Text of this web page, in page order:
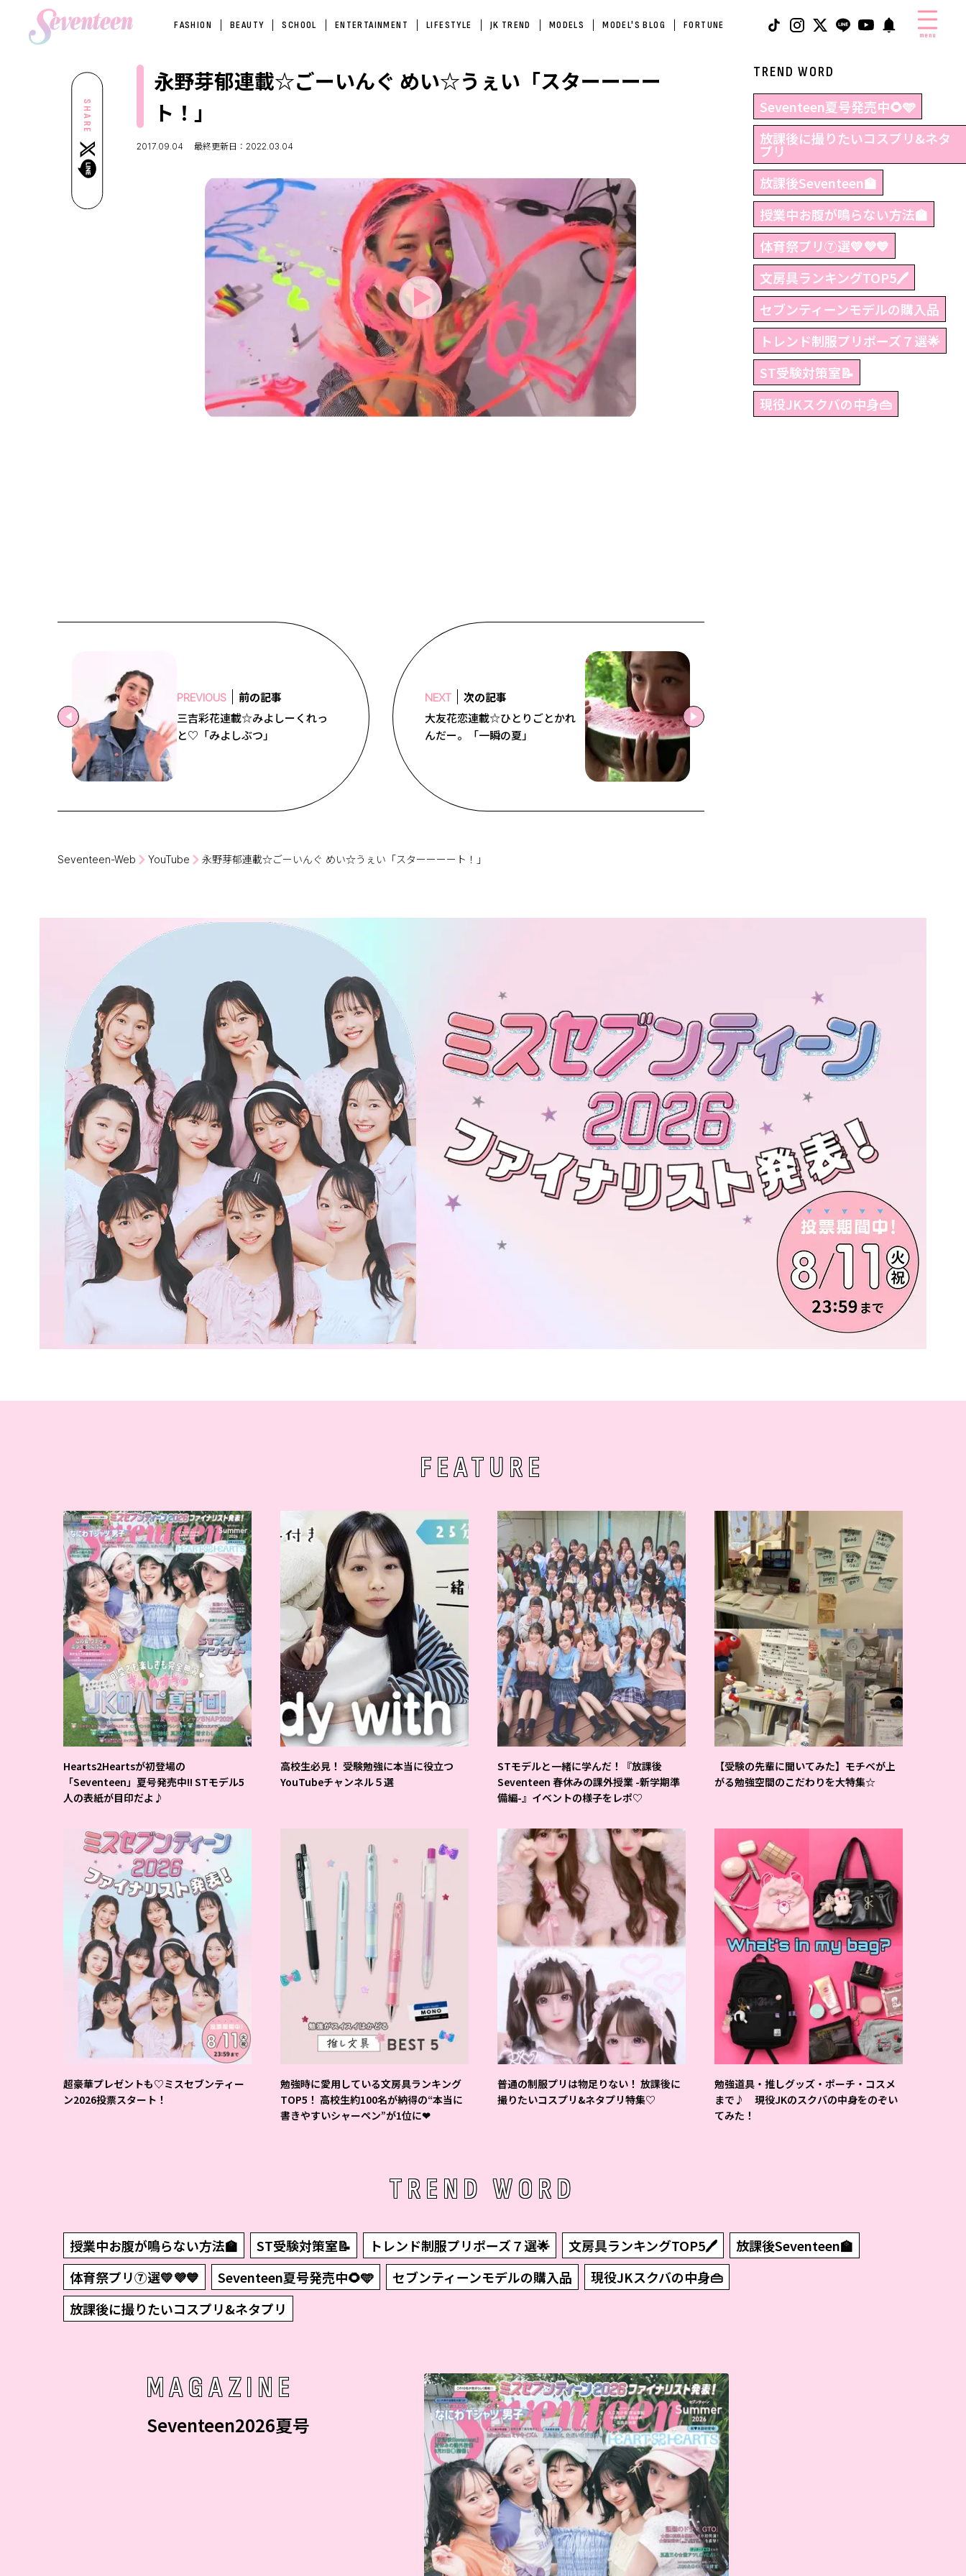
FASHION BEAUTY SCHOOL ENTERTAINMENT LIFESTYLE JK TREND MODELS MODEL'S BLOG FORTUNE
menu
SHARE
永野芽郁連載☆ごーいんぐ めい☆うぇい「スターーーー
ト！」
2017.09.04 最終更新日：2022.03.04
PREVIOUS
前の記事
三吉彩花連載☆みよしーくれっ
と♡「みよしぶつ」
NEXT
次の記事
大友花恋連載☆ひとりごとかれ
んだー。「一瞬の夏」
TREND WORD
Seventeen夏号発売中🌻🩵
放課後に撮りたいコスプリ&ネタ
プリ
放課後Seventeen🏫
授業中お腹が鳴らない方法🏫
体育祭プリ⑦選💛💜💙
文房具ランキングTOP5🖊
セブンティーンモデルの購入品
トレンド制服プリポーズ７選🌟
ST受験対策室📝
現役JKスクバの中身👜
Seventeen-Web YouTube 永野芽郁連載☆ごーいんぐ めい☆うぇい「スターーーート！」
FEATURE
Hearts2Heartsが初登場の
「Seventeen」夏号発売中!! STモデル5
人の表紙が目印だよ♪
高校生必見！ 受験勉強に本当に役立つ
YouTubeチャンネル５選
STモデルと一緒に学んだ！『放課後
Seventeen 春休みの課外授業 -新学期準
備編-』イベントの様子をレポ♡
【受験の先輩に聞いてみた】モチベが上
がる勉強空間のこだわりを大特集☆
超豪華プレゼントも♡ミスセブンティー
ン2026投票スタート！
勉強時に愛用している文房具ランキング
TOP5！ 高校生約100名が納得の“本当に
書きやすいシャーペン”が1位に❤
普通の制服プリは物足りない！ 放課後に
撮りたいコスプリ&ネタプリ特集♡
勉強道具・推しグッズ・ポーチ・コスメ
まで♪ 現役JKのスクバの中身をのぞい
てみた！
TREND WORD
授業中お腹が鳴らない方法🏫 ST受験対策室📝 トレンド制服プリポーズ７選🌟 文房具ランキングTOP5🖊
放課後Seventeen🏫
体育祭プリ⑦選💛💜💙
Seventeen夏号発売中🌻🩵 セブンティーンモデルの購入品
現役JKスクバの中身👜
放課後に撮りたいコスプリ&ネタプリ
MAGAZINE
Seventeen2026夏号